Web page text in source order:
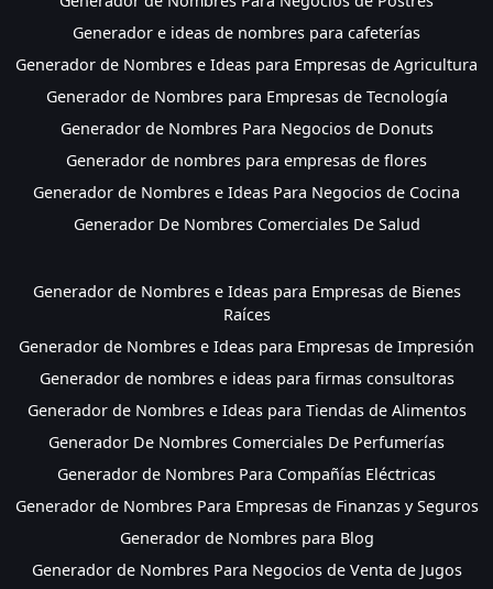
Generador e ideas de nombres para cafeterías
Generador de Nombres e Ideas para Empresas de Agricultura
Generador de Nombres para Empresas de Tecnología
Generador de Nombres Para Negocios de Donuts
Generador de nombres para empresas de flores
Generador de Nombres e Ideas Para Negocios de Cocina
Generador De Nombres Comerciales De Salud
Generador de Nombres e Ideas para Empresas de Bienes
Raíces
Generador de Nombres e Ideas para Empresas de Impresión
Generador de nombres e ideas para firmas consultoras
Generador de Nombres e Ideas para Tiendas de Alimentos
Generador De Nombres Comerciales De Perfumerías
Generador de Nombres Para Compañías Eléctricas
Generador de Nombres Para Empresas de Finanzas y Seguros
Generador de Nombres para Blog
Generador de Nombres Para Negocios de Venta de Jugos